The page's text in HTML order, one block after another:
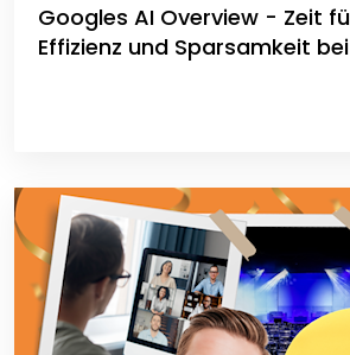
Googles AI Overview - Zeit
Effizienz und Sparsamkeit